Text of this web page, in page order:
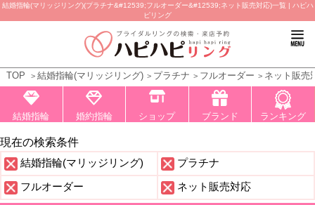
結婚指輪(マリッジリング)(プラチナ&#12539;フルオーダー&#12539;ネット販売対応)一覧 | ハピハ
ピリング
TOP 結婚指輪(マリッジリング) プラチナ フルオーダー ネット販売
結婚指輪 婚約指輪 ショップ ブランド ランキング
現在の検索条件
結婚指輪(マリッジリング) プラチナ
フルオーダー ネット販売対応